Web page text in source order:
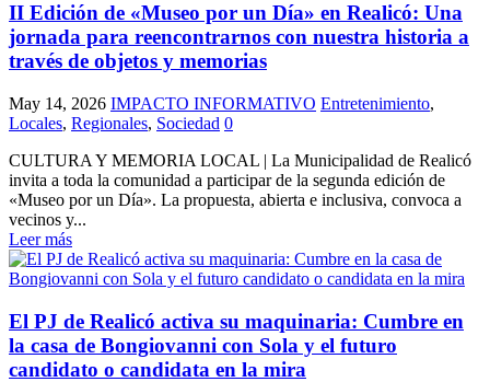
II Edición de «Museo por un Día» en Realicó: Una
jornada para reencontrarnos con nuestra historia a
través de objetos y memorias
May 14, 2026 IMPACTO INFORMATIVO Entretenimiento,
Locales, Regionales, Sociedad 0
CULTURA Y MEMORIA LOCAL | La Municipalidad de Realicó
invita a toda la comunidad a participar de la segunda edición de
«Museo por un Día». La propuesta, abierta e inclusiva, convoca a
vecinos y...
Leer más
El PJ de Realicó activa su maquinaria: Cumbre en
la casa de Bongiovanni con Sola y el futuro
candidato o candidata en la mira